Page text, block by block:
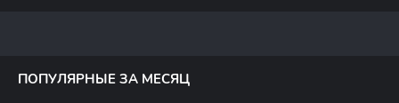
ПОПУЛЯРНЫЕ ЗА МЕСЯЦ